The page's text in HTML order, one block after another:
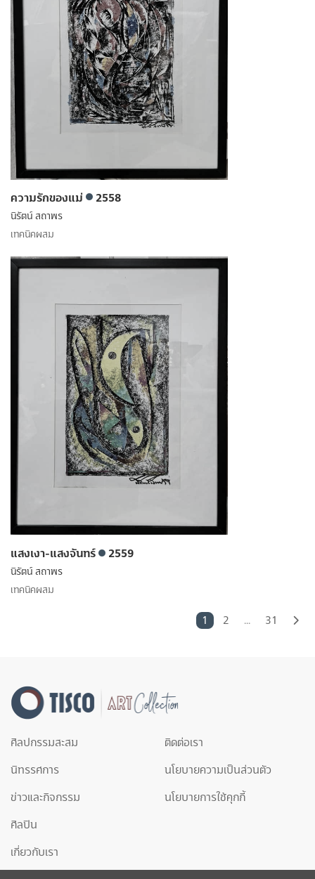
ความรักของแม่ 2558
นิรัตน์ สถาพร
เทคนิคผสม
แสงเงา-แสงจันทร์ 2559
นิรัตน์ สถาพร
เทคนิคผสม
1 2 ... 31
ศิลปกรรมสะสม
นิทรรศการ
ข่าวและกิจกรรม
ศิลปิน
เกี่ยวกับเรา
ติดต่อเรา
นโยบายความเป็นส่วนตัว
นโยบายการใช้คุกกี้